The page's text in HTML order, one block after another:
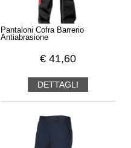
Pantaloni Cofra Barrerio
Antiabrasione
€ 41,60
DETTAGLI